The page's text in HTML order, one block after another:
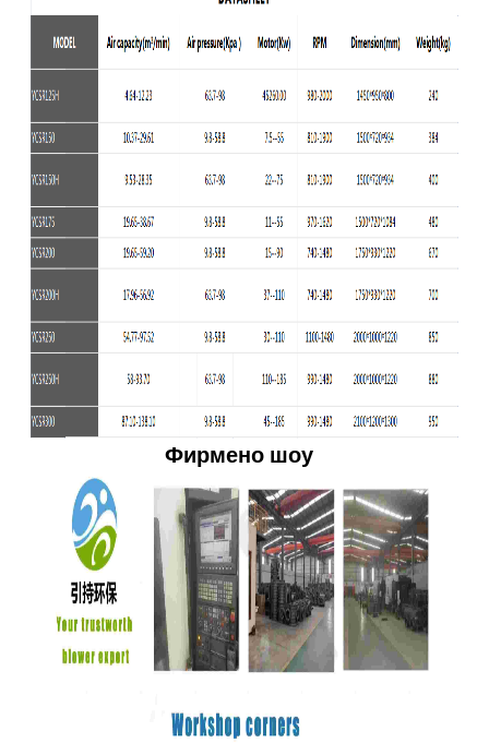
Фирмено шоу